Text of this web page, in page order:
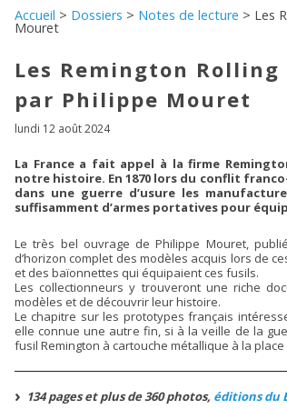
Accueil > Dossiers > Notes de lecture > Les
Mouret
Les Remington Rolling
par Philippe Mouret
lundi 12 août 2024
La France a fait appel à la firme
notre histoire. En 1870 lors du conflit
dans une guerre d’usure les
suffisamment d’armes portatives pour
Le très bel ouvrage de Philippe Mouret,
d’horizon complet des modèles acquis lors de
et des baïonnettes qui équipaient ces fusils.
Les collectionneurs y trouveront une riche
modèles et de découvrir leur histoire.
Le chapitre sur les prototypes français
elle connue une autre fin, si à la veille de la
fusil Remington à cartouche métallique à la
134 pages et plus de 360 photos, éditions du